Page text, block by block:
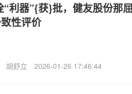
“利器”{获}批，健友股份那
性评价
胡舒立 2026-01-26 17:46:44